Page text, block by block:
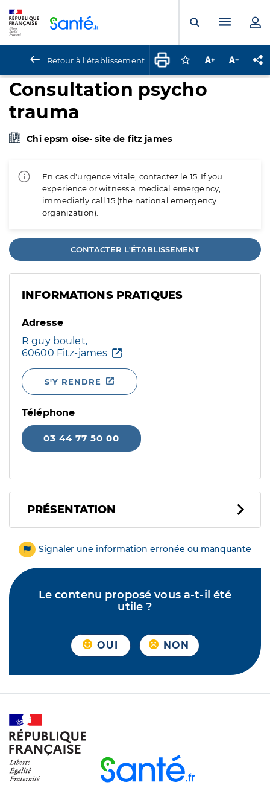
Ouvrir laMenu
Retour à l'établissement Connectez-vous
Augmenter la
Consultation psycho
trauma
Chi epsm oise- site de fitz james
En cas d'urgence vitale, contactez le 15. If you
experience or witness a medical emergency,
immediatly call 15 (the national emergency
organization).
CONTACTER L'ÉTABLISSEMENT
INFORMATIONS PRATIQUES
Adresse
R guy boulet,
60600 Fitz-james
S'Y RENDRE
Téléphone
03 44 77 50 00
PRÉSENTATION
Signaler une information erronée ou manquante
Le contenu proposé vous a-t-il été
utile ?
OUI NON